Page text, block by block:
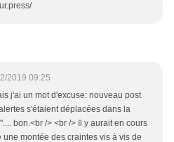
2019 09:25
j'ai un mot d'excuse: nouveau post
s'étaient déplacées dans la
bon.<br /> <br /> Il y aurait en cours
montée des craintes vis à vis de